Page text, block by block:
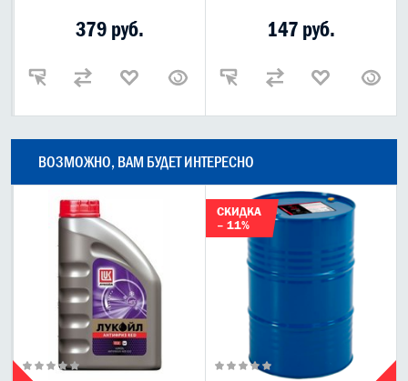
379 руб. 147 руб.
ВОЗМОЖНО, ВАМ БУДЕТ ИНТЕРЕСНО
СКИДКА
– 11%